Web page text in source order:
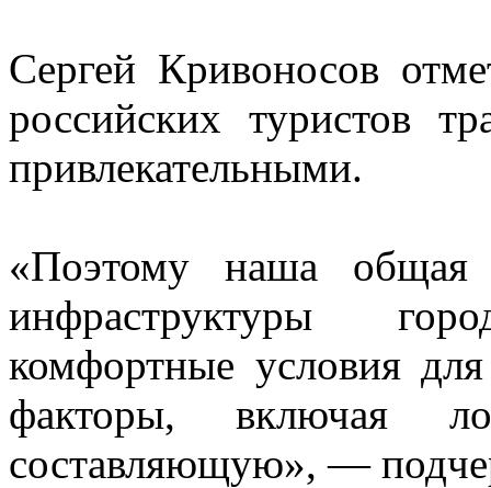
Сергей Кривоносов
российских туристов
привлекательными.
«Поэтому наша общая
инфраструктуры
комфортные условия
факторы, включая
составляющую», —